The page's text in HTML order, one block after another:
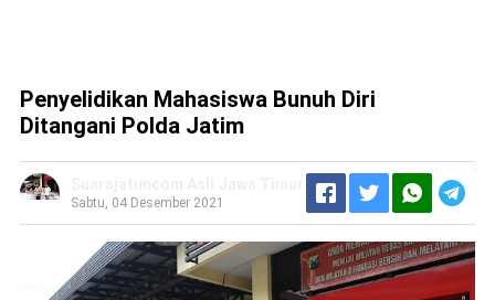
Penyelidikan Mahasiswa Bunuh Diri
Ditangani Polda Jatim
Sabtu, 04 Desember 2021